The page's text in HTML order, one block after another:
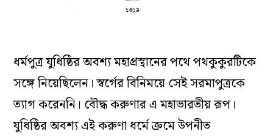
ধর্মপুত্র যুধিষ্ঠির অবশ্য মহাপ্রস্থানের পথে পথকুকুরটিকে
সঙ্গে নিয়েছিলেন। স্বর্গের বিনিময়ে সেই সরমাপুত্রকে
ত্যাগ করেননি। বৌদ্ধ করুণার এ মহাভারতীয় রূপ।
যুধিষ্ঠির অবশ্য এই করুণা ধর্মে ক্রমে উপনীত